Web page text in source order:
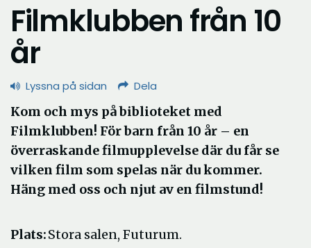
Filmklubben från 10
år
Lyssna på sidan Dela
Kom och mys på biblioteket med
Filmklubben! För barn från 10 år – en
överraskande filmupplevelse där du får se
vilken film som spelas när du kommer.
Häng med oss och njut av en filmstund!
Plats:Stora salen, Futurum.